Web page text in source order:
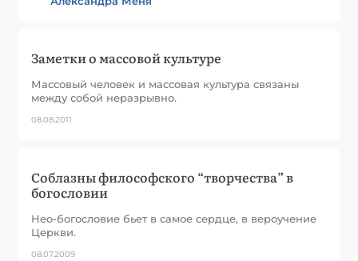
Заметки о массовой культуре
Массовый человек и массовая культура связаны
между собой неразрывно.
08.08.2011
Соблазны философского “творчества” в
богословии
Нео-богословие бьет в самое сердце, в вероучение
Церкви.
08.07.2009